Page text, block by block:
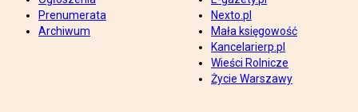
Prenumerata
Archiwum
Nexto.pl
Mała księgowość
Kancelarierp.pl
Wieści Rolnicze
Życie Warszawy